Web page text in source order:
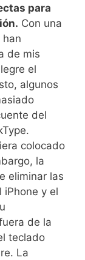
para
Con una
de mis
el
algunos
del
colocado
la
eliminar las
iPhone y el
de la
teclado
La